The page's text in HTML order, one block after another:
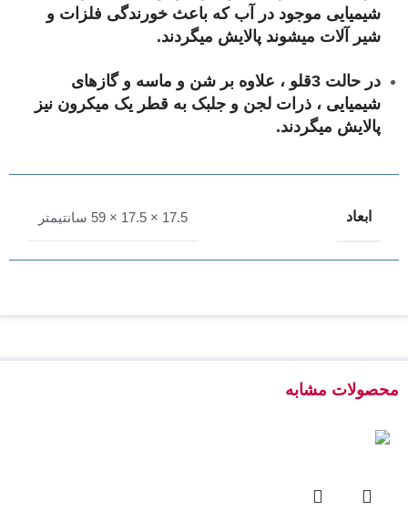
شیمیایی موجود در آب که باعث خورندگی فلزات و
شیر آلات میشوند پالایش میگردند.
در حالت 3قلو ، علاوه بر شن و ماسه و گازهای
شیمیایی ، ذرات لجن و جلبک به قطر یک میکرون نیز
پالایش میگردند.
ابعاد 17.5 × 17.5 × 59 سانتیمتر
محصولات مشابه